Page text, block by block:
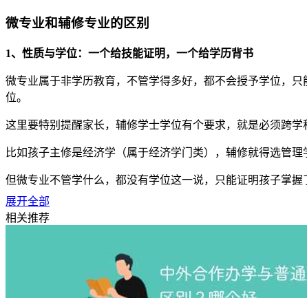
微专业和辅修专业的区别
1、性质与学位：一个给技能证明，一个给学历背书
微专业属于非学历教育，不管学得多好，都不会授予学位，
位。
这里要特别提醒家长，辅修学士学位有个要求，就是必须跨学
比如孩子主修是经济学（属于经济学门类），辅修就得选管
但微专业不管学什么，都没有学位这一说，只能证明孩子掌握
2、课程规模与学制：一个 “轻量快速”，一个 “系统耗时”
微专业只有 5-10 门课程，总学分 12-20 学分；而辅修专业要
学制上也差很多，微专业 1-2 年就能学完，时间安排灵活；
展开全部
相关推荐